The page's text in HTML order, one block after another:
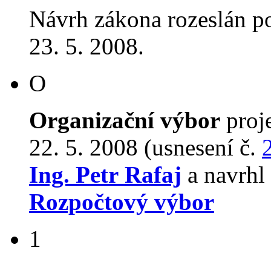
Návrh zákona rozeslán
23. 5. 2008.
O
Organizační výbor
22. 5. 2008 (usnesení č.
Ing. Petr Rafaj a
Rozpočtový výbor
1